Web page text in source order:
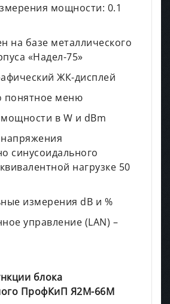
мощности: 0.1
на базе металлического
«Надел-75»
ЖК-дисплей
понятное меню
в W и dBm
синусоидального
нагрузке 50
измерения dB и %
управление (LAN) –
блока
ПрофКиП Я2М-66М